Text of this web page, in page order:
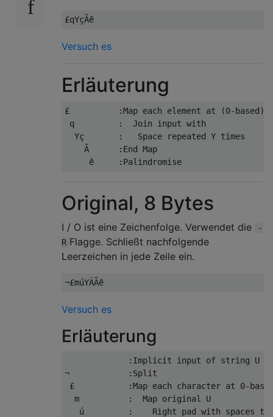
Versuch es
Erläuterung
£          :Map each element at (0-based)
q         :  Join input with
  Yç       :   Space repeated Y times
    Ã      :End Map
Original, 8 Bytes
I / O ist eine Zeichenfolge. Verwendet die
-
R Flagge. Schließt nachfolgende
Leerzeichen in jede Zeile ein.
Versuch es
Erläuterung
             :Implicit input of string U
¬            :Split
£           :Map each character at 0-
  m          :  Map original U
ú         :    Right pad with spaces to